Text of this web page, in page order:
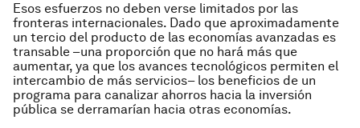
Esos esfuerzos no deben verse limitados por las
fronteras internacionales. Dado que aproximadamente
un tercio del producto de las economías avanzadas es
transable –una proporción que no hará más que
aumentar, ya que los avances tecnológicos permiten el
intercambio de más servicios– los beneficios de un
programa para canalizar ahorros hacia la inversión
pública se derramarían hacia otras economías.